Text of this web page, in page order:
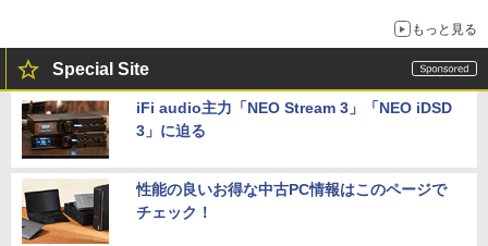
もっと見る
Special Site
iFi audio主力「NEO Stream 3」「NEO iDSD
3」に迫る
性能の良いお得な中古PC情報はこのページで
チェック！